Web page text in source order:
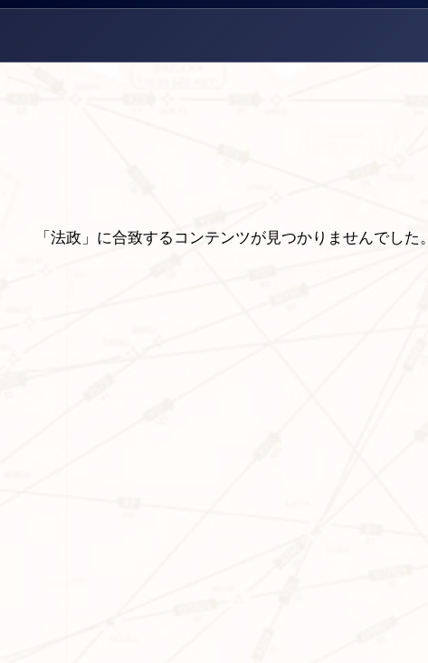
「法政」に合致するコンテンツが見つかりませんでした。